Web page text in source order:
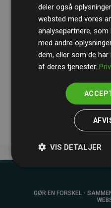
RevisionshusetBDO
beregninger og metode
og pålidelighed.
Deres revision
medlemmernes
GØR EN FORSKEL -
deler også
websted med vores
analysepartnere,
med andre
dem, eller som de
af deres tjenester.
VIS DETALJER